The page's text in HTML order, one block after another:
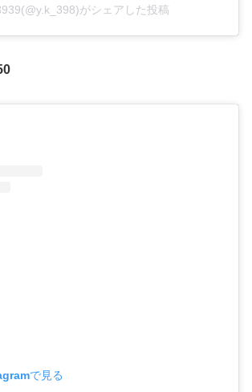
がシェアした投稿
で見る